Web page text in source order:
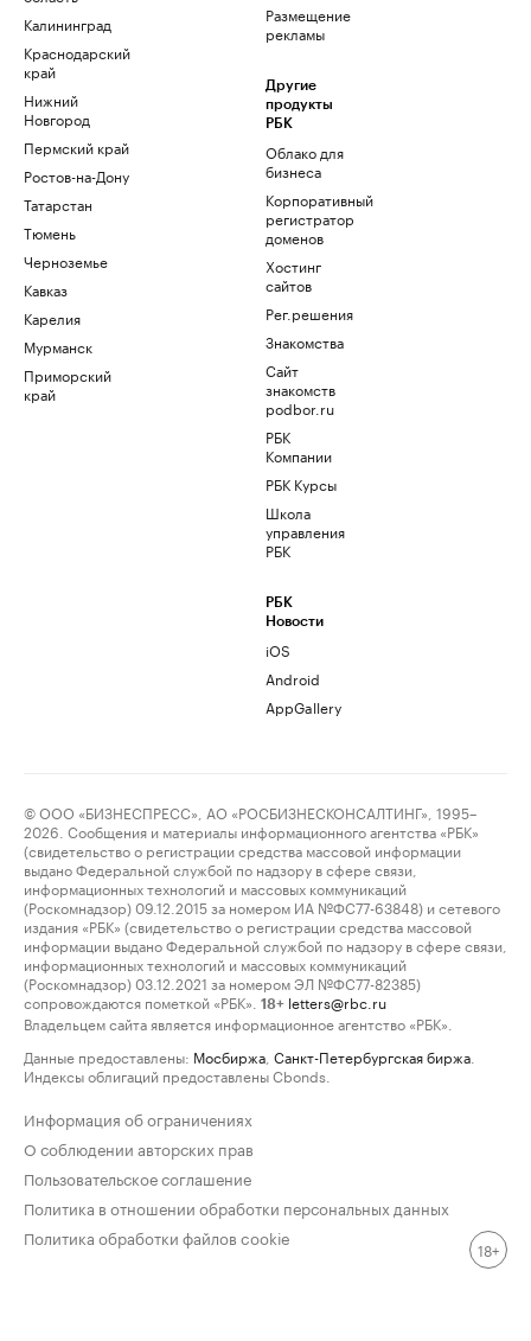
Калининград
Краснодарский
край
Нижний
Новгород
Пермский край
Ростов-на-Дону
Татарстан
Тюмень
Черноземье
Кавказ
Карелия
Мурманск
Приморский
край
Размещение
рекламы
Другие
продукты
РБК
Облако для
бизнеса
Корпоративный
регистратор
доменов
Хостинг
сайтов
Рег.решения
Знакомства
Сайт
знакомств
podbor.ru
РБК
Компании
РБК Курсы
Школа
управления
РБК
РБК
Новости
iOS
Android
AppGallery
© ООО «БИЗНЕСПРЕСС», АО «РОСБИЗНЕСКОНСАЛТИНГ», 1995–
2026. Сообщения и материалы информационного агентства «РБК»
(свидетельство о регистрации средства массовой информации
выдано Федеральной службой по надзору в сфере связи,
информационных технологий и массовых коммуникаций
(Роскомнадзор) 09.12.2015 за номером ИА №ФС77-63848) и сетевого
издания «РБК» (свидетельство о регистрации средства массовой
информации выдано Федеральной службой по надзору в сфере связи,
информационных технологий и массовых коммуникаций
(Роскомнадзор) 03.12.2021 за номером ЭЛ №ФС77-82385)
сопровождаются пометкой «РБК».
18+ letters@rbc.ru
Владельцем сайта является информационное агентство «РБК».
Данные предоставлены: Мосбиржа Санкт-Петербургская биржа
Индексы облигаций предоставлены Cbonds.
Информация об ограничениях
О соблюдении авторских прав
Пользовательское соглашение
Политика в отношении обработки персональных данных
Политика обработки файлов cookie
18+